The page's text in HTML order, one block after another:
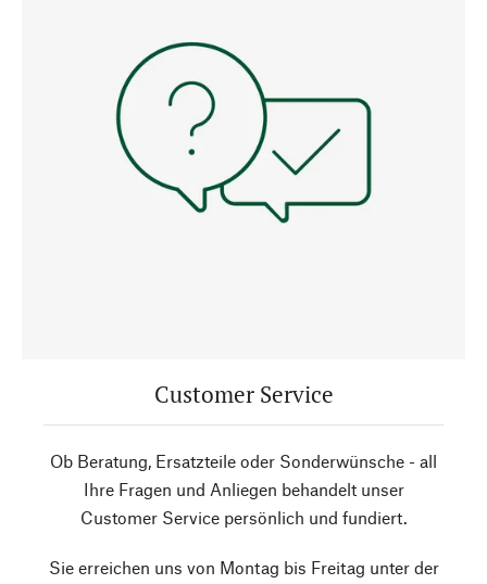
Customer Service
Ob Beratung, Ersatzteile oder Sonderwünsche - all
Ihre Fragen und Anliegen behandelt unser
Customer Service persönlich und fundiert.
Sie erreichen uns von Montag bis Freitag unter der